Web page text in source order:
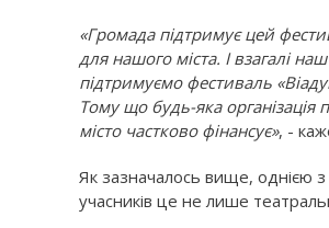
«Громада підтримує цей
для нашого міста. І взагалі
підтримуємо фестиваль
Тому що будь-яка організація
місто частково фінансує», -
Як зазначалось вище, однією з
учасників це не лише